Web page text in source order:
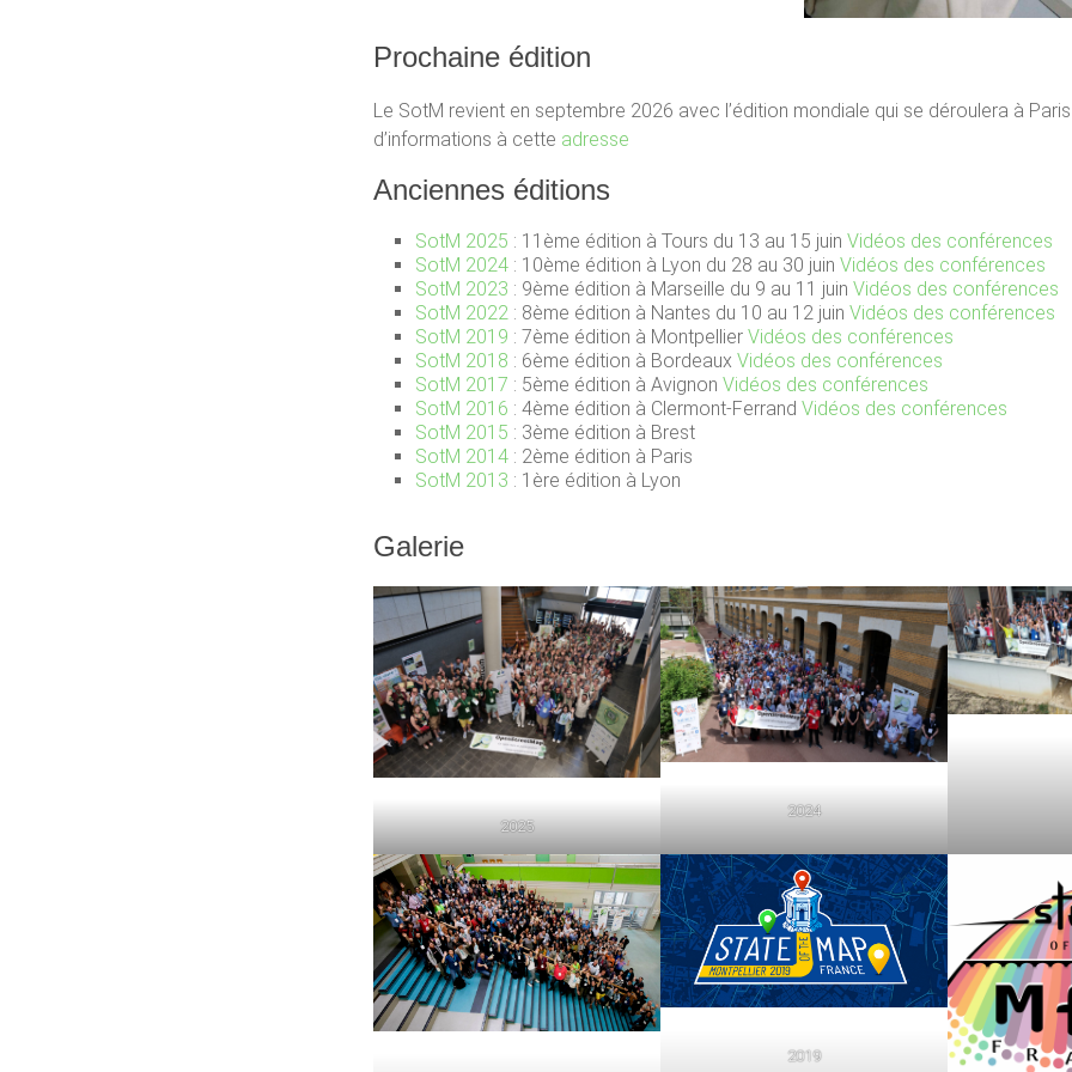
Prochaine édition
Le SotM revient en septembre 2026 avec l’édition mondiale qui se déroulera à
d’informations à cette adresse
Anciennes éditions
SotM 2025 : 11ème édition à Tours du 13 au 15 juin Vidéos des conférences
SotM 2024 : 10ème édition à Lyon du 28 au 30 juin Vidéos des conférences
SotM 2023 : 9ème édition à Marseille du 9 au 11 juin Vidéos des conférences
SotM 2022 : 8ème édition à Nantes du 10 au 12 juin Vidéos des conférences
SotM 2019 : 7ème édition à Montpellier Vidéos des conférences
SotM 2018 : 6ème édition à Bordeaux Vidéos des conférences
SotM 2017 : 5ème édition à Avignon Vidéos des conférences
SotM 2016 : 4ème édition à Clermont-Ferrand Vidéos des conférences
SotM 2015 : 3ème édition à Brest
SotM 2014 : 2ème édition à Paris
SotM 2013 : 1ère édition à Lyon
Galerie
2025
2024
2019